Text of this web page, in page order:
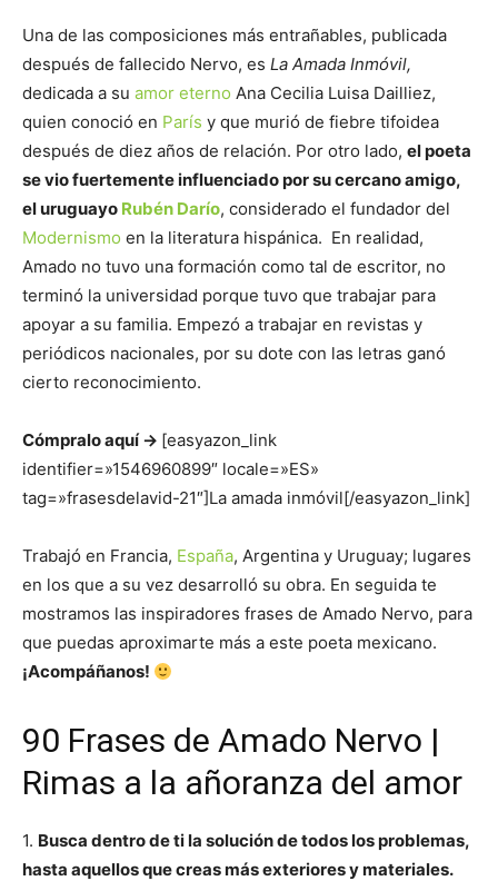
Una de las composiciones más entrañables, publicada
después de fallecido Nervo, es La Amada Inmóvil,
dedicada a su amor eterno Ana Cecilia Luisa Dailliez,
quien conoció en París y que murió de fiebre tifoidea
después de diez años de relación. Por otro lado, el poeta
se vio fuertemente influenciado por su cercano amigo,
el uruguayo Rubén Darío, considerado el fundador del
Modernismo en la literatura hispánica. En realidad,
Amado no tuvo una formación como tal de escritor, no
terminó la universidad porque tuvo que trabajar para
apoyar a su familia. Empezó a trabajar en revistas y
periódicos nacionales, por su dote con las letras ganó
cierto reconocimiento.
Cómpralo aquí -> [easyazon_link
identifier=»1546960899″ locale=»ES»
tag=»frasesdelavid-21″]La amada inmóvil[/easyazon_link]
Trabajó en Francia, España, Argentina y Uruguay; lugares
en los que a su vez desarrolló su obra. En seguida te
mostramos las inspiradores frases de Amado Nervo, para
que puedas aproximarte más a este poeta mexicano.
¡Acompáñanos!
90 Frases de Amado Nervo |
Rimas a la añoranza del amor
1. Busca dentro de ti la solución de todos los problemas,
hasta aquellos que creas más exteriores y materiales.